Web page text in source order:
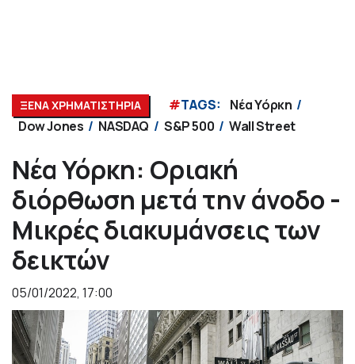
ΞΕΝΑ ΧΡΗΜΑΤΙΣΤΗΡΙΑ #TAGS:
Νέα Υόρκη
Dow Jones
NASDAQ S&P 500 Wall Street
Νέα Υόρκη: Οριακή
διόρθωση μετά την άνοδο -
Mικρές διακυμάνσεις των
δεικτών
05/01/2022, 17:00